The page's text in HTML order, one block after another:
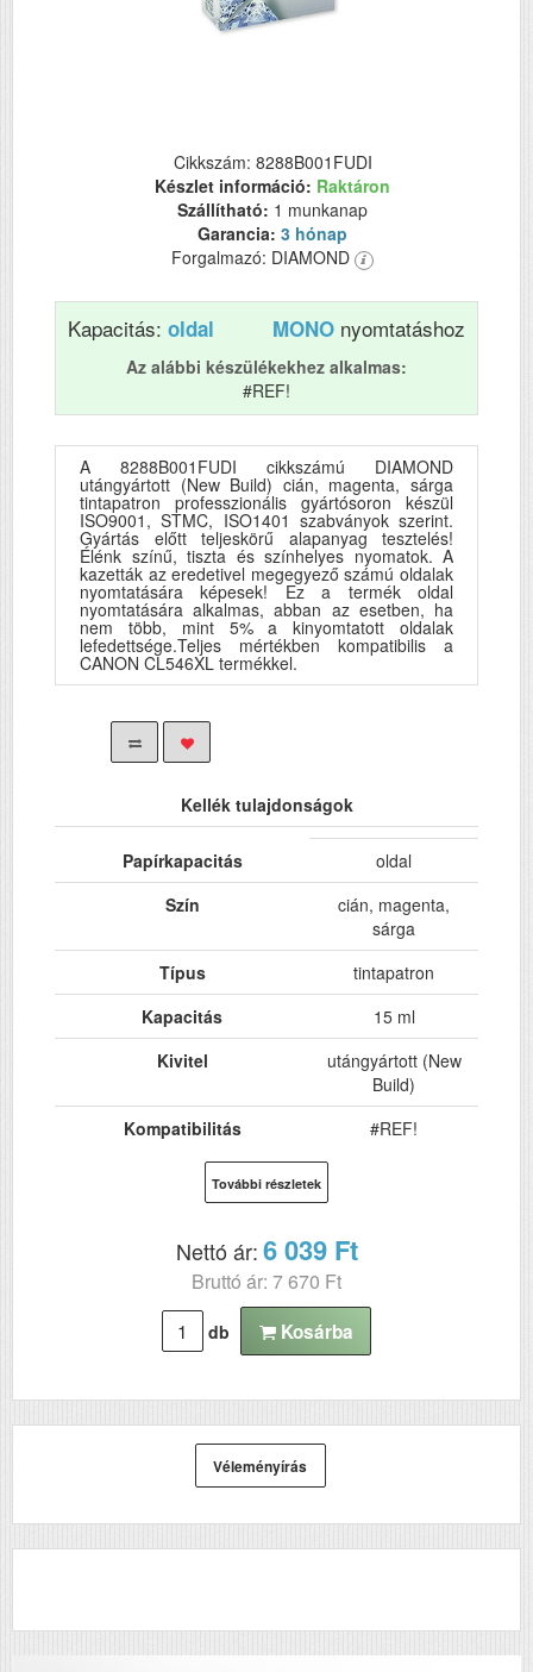
Cikkszám: 8288B001FUDI
Készlet információ: Raktáron
Szállítható: 1 munkanap
Garancia: 3 hónap
Forgalmazó: DIAMOND
Kapacitás: oldal MONO nyomtatáshoz
Az alábbi készülékekhez alkalmas:
#REF!
A 8288B001FUDI cikkszámú DIAMOND
utángyártott (New Build) cián, magenta, sárga
tintapatron professzionális gyártósoron készül
ISO9001, STMC, ISO1401 szabványok szerint.
Gyártás előtt teljeskörű alapanyag tesztelés!
Élénk színű, tiszta és színhelyes nyomatok. A
kazetták az eredetivel megegyező számú oldalak
nyomtatására képesek! Ez a termék oldal
nyomtatására alkalmas, abban az esetben, ha
nem több, mint 5% a kinyomtatott oldalak
lefedettsége.Teljes mértékben kompatibilis a
CANON CL546XL termékkel.
Kellék tulajdonságok
Papírkapacitás
oldal
Szín
cián, magenta,
sárga
Típus
tintapatron
Kapacitás
15 ml
Kivitel
utángyártott (New
Build)
Kompatibilitás
#REF!
További részletek
Nettó ár:6 039 Ft
Bruttó ár: 7 670 Ft
db Kosárba
Véleményírás